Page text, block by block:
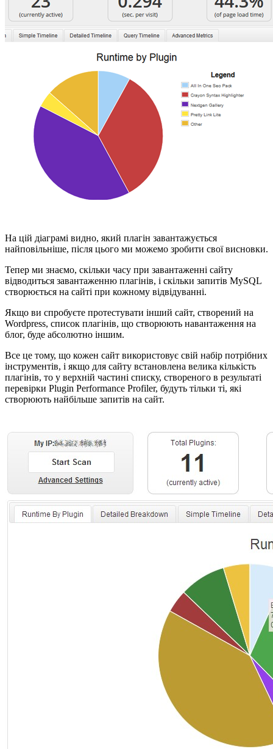
На цій діаграмі видно, який плагін завантажується
найповільніше, після цього ми можемо зробити свої висновки.
Тепер ми знаємо, скільки часу при завантаженні сайту
відводиться завантаженню плагінів, і скільки запитів MySQL
створюється на сайті при кожному відвідуванні.
Якщо ви спробуєте протестувати інший сайт, створений на
Wordpress, список плагінів, що створюють навантаження на
блог, буде абсолютно іншим.
Все це тому, що кожен сайт використовує свій набір потрібних
інструментів, і якщо для сайту встановлена ​​велика кількість
плагінів, то у верхній частині списку, створеного в результаті
перевірки Plugin Performance Profiler, будуть тільки ті, які
створюють найбільше запитів на сайт.